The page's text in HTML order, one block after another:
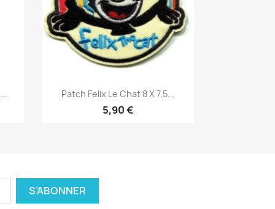
Aperçu rapide
Patch Felix Le Chat 8 X 7,5...
5,90 €